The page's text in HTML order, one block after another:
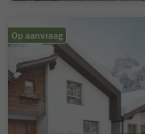
Op aanvraag